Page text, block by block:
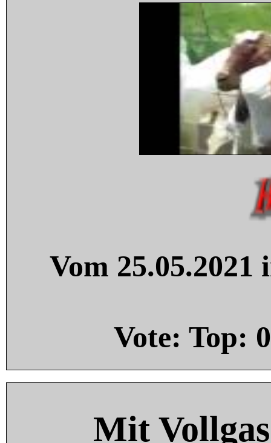
Vom
Vote: Top: 0
Mit